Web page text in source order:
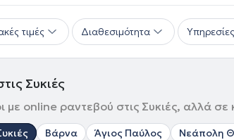
τιμές Διαθεσιμότητα Υπηρεσίες
Συκιές
με online ραντεβού στις Συκιές, αλλά σε
Βάρνα Άγιος Παύλος Νεάπολη